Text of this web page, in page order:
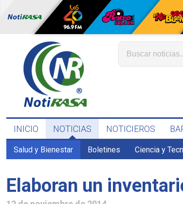
INICIO NOTICIAS NOTICIEROS
Salud y Bienestar Boletines Ciencia y
Elaboran un